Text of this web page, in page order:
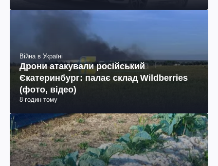
Війна в Україні
Дрони атакували російський
Єкатеринбург: палає склад Wildberries
(фото, відео)
8 годин тому